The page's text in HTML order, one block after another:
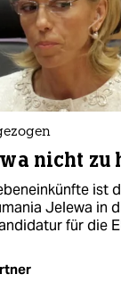
nicht zu
ist
Jelewa in
für die